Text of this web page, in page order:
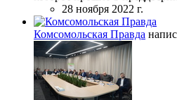
28 ноября 2022 г.
Комсомольская Правда